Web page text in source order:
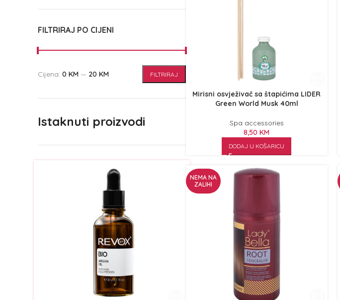
FILTRIRAJ PO CIJENI
FILTRIRAJ
Cijena: 0 KM — 20 KM
Istaknuti proizvodi
Mirisni osvježivač sa štapićima LIDER
Green World Musk 40ml
Spa accessories
8,50KM
DODAJ U KOŠARICU
NEMA NA
ZALIHI